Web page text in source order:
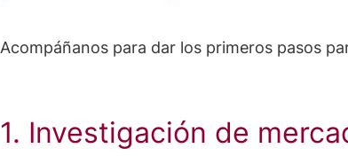
Acompáñanos para dar los primeros pasos
1. Investigación de